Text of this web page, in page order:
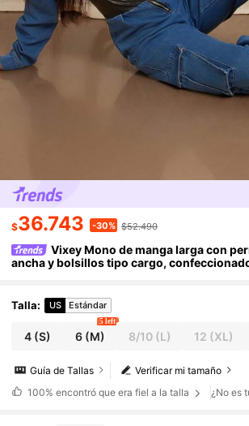
$36.743 -30% $52.490
Vixey Mono de manga larga con
ancha y bolsillos tipo cargo,
Talla: US Estándar
4 (S) 6 (M)
5 left
8/10(L) 12 (XL)
Verificar mi tamaño
Guía de Tallas
100% encontró que era fiel a la talla ¿No es